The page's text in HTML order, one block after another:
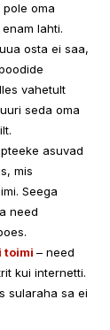
oma
lahti.
osta ei saa,
vahetult
seda oma
asuvad
mis
Seega
need
toimi – need
kui internetti.
sularaha sa ei